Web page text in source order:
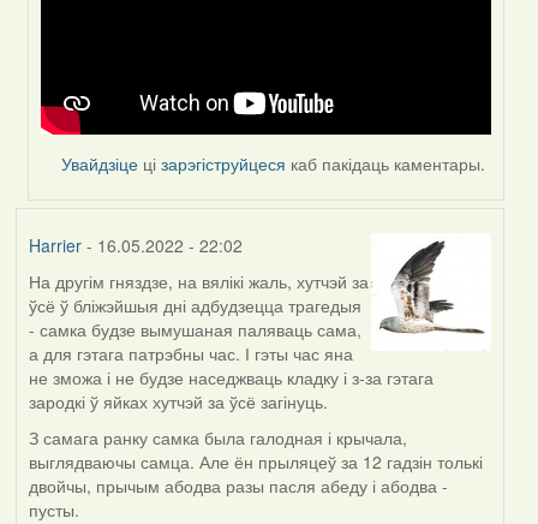
Увайдзіце цізарэгіструйцеся каб пакідаць каментары.
Harrier- 16.05.2022 - 22:02
На другім гняздзе, на вялікі жаль, хутчэй за
ўсё ў бліжэйшыя дні адбудзецца трагедыя
- самка будзе вымушаная паляваць сама,
а для гэтага патрэбны час. І гэты час яна
не зможа і не будзе наседжваць кладку і з-за гэтага
зародкі ў яйках хутчэй за ўсё загінуць.
З самага ранку самка была галодная і крычала,
выглядваючы самца. Але ён прыляцеў за 12 гадзін толькі
двойчы, прычым абодва разы пасля абеду і абодва -
пусты.